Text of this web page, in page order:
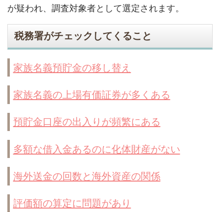
が疑われ、調査対象者として選定されます。
税務署がチェックしてくること
家族名義預貯金の移し替え
家族名義の上場有価証券が多くある
預貯金口座の出入りが頻繁にある
多額な借入金あるのに化体財産がない
海外送金の回数と海外資産の関係
評価額の算定に問題があり